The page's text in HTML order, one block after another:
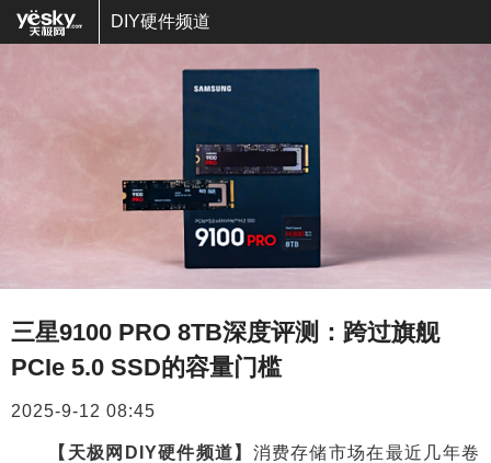
DIY硬件频道
三星9100 PRO 8TB深度评测：跨过旗舰
PCIe 5.0 SSD的容量门槛
2025-9-12 08:45
【天极网DIY硬件频道】 消费存储市场在最近几年卷